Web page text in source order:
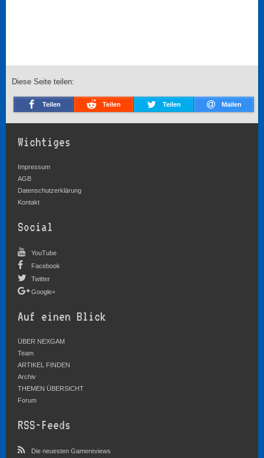
Diese Seite teilen:
Teilen Teilen Teilen Mailen
Wichtiges
Impressum
AGB
Datenschutzerklärung
Kontakt
Social
YouTube
Facebook
Twitter
Google+
Auf einen Blick
ÜBER NEXGAM
Team
ARTIKEL FINDEN
Archiv
THEMEN ÜBERSICHT
Forum
RSS-Feeds
Die neuesten Gamereviews